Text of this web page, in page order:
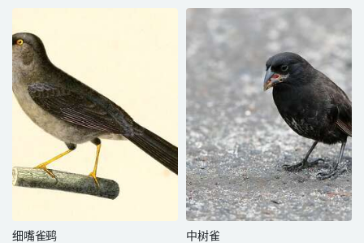
细嘴雀鹀 中树雀